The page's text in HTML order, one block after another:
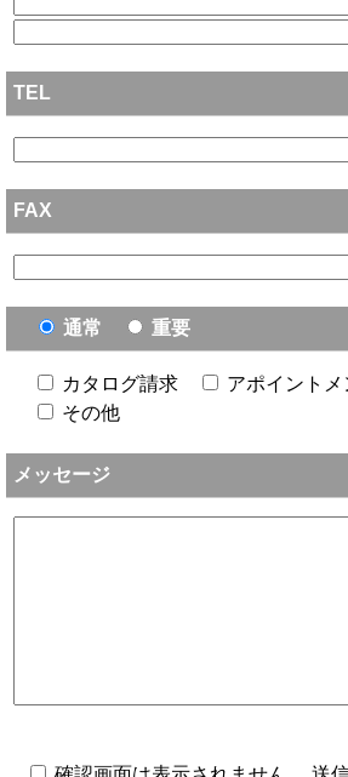
TEL
FAX
通常 重要
カタログ請求 アポイントメ
その他
メッセージ